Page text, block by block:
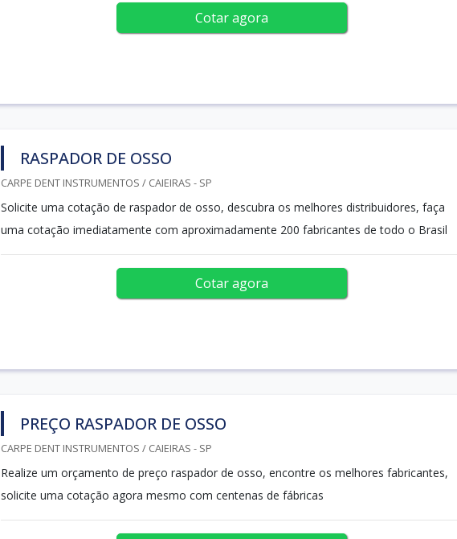
Cotar agora
RASPADOR DE OSSO
CARPE DENT INSTRUMENTOS / CAIEIRAS - SP
Solicite uma cotação de raspador de osso, descubra os melhores distribuidores, faça
uma cotação imediatamente com aproximadamente 200 fabricantes de todo o Brasil
Cotar agora
PREÇO RASPADOR DE OSSO
CARPE DENT INSTRUMENTOS / CAIEIRAS - SP
Realize um orçamento de preço raspador de osso, encontre os melhores fabricantes,
solicite uma cotação agora mesmo com centenas de fábricas